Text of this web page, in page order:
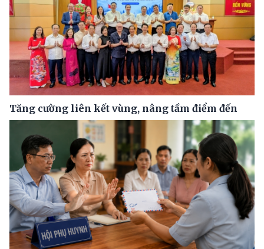
Tăng cường liên kết vùng, nâng tầm điểm đến